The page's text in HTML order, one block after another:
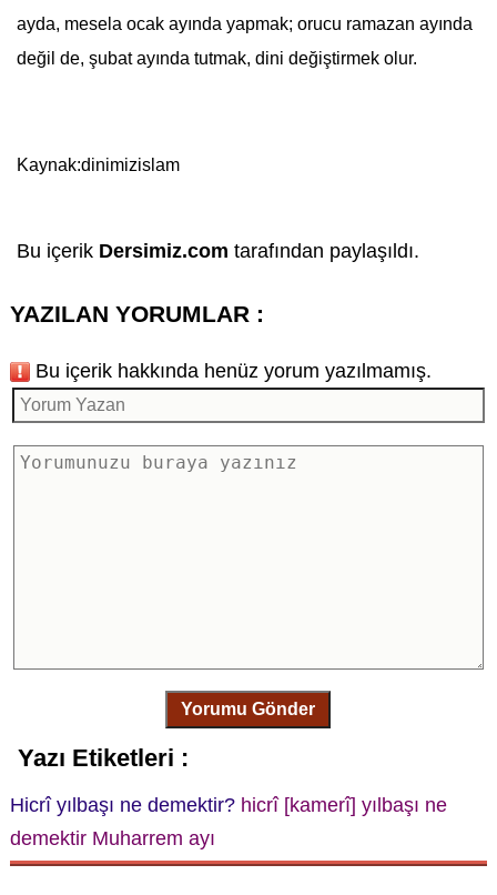
ayda, mesela ocak ayında yapmak; orucu ramazan ayında
değil de, şubat ayında tutmak, dini değiştirmek olur.
Kaynak:dinimizislam
Bu içerik Dersimiz.com tarafından paylaşıldı.
YAZILAN YORUMLAR :
Bu içerik hakkında henüz yorum yazılmamış.
Yorumu Gönder
Yazı Etiketleri :
Hicrî yılbaşı ne demektir? hicrî [kamerî] yılbaşı ne
demektir Muharrem ayı